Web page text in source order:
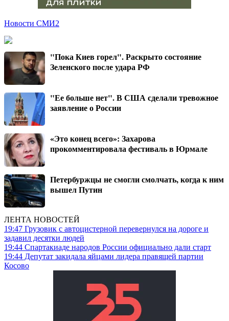
Новости СМИ2
"Пока Киев горел". Раскрыто состояние
Зеленского после удара РФ
"Ее больше нет". В США сделали тревожное
заявление о России
«Это конец всего»: Захарова
прокомментировала фестиваль в Юрмале
Петербуржцы не смогли смолчать, когда к ним
вышел Путин
ЛЕНТА НОВОСТЕЙ
19:47 Грузовик с автоцистерной перевернулся на дороге и
задавил десятки людей
19:44 Спартакиаде народов России официально дали старт
19:44 Депутат закидала яйцами лидера правящей партии
Косово